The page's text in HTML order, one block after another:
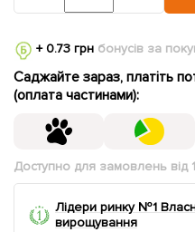
+ 0.73 грнбонусів за
Саджайте зараз, платіть
(оплата частинами):
Доступно для замовлень від
Лідери ринку №1
вирощування